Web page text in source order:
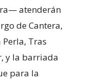
atenderán
de Cantera,
Perla, Tras
y la barriada
para la